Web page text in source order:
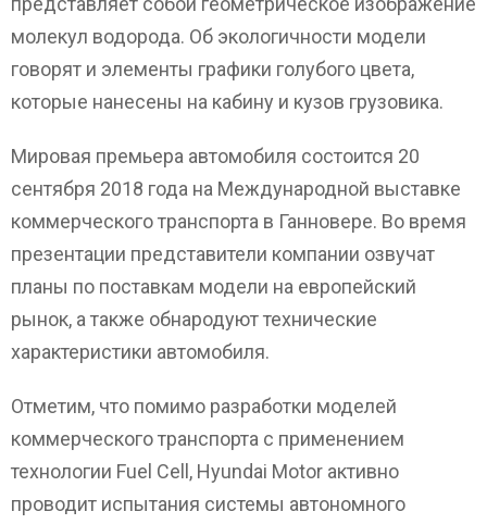
молекул водорода. Об экологичности модели
говорят и элементы графики голубого цвета,
которые нанесены на кабину и кузов грузовика.
Мировая премьера автомобиля состоится 20
сентября 2018 года на Международной выставке
коммерческого транспорта в Ганновере. Во время
презентации представители компании озвучат
планы по поставкам модели на европейский
рынок, а также обнародуют технические
характеристики автомобиля.
Отметим, что помимо разработки моделей
коммерческого транспорта с применением
технологии Fuel Cell, Hyundai Motor активно
проводит испытания системы автономного